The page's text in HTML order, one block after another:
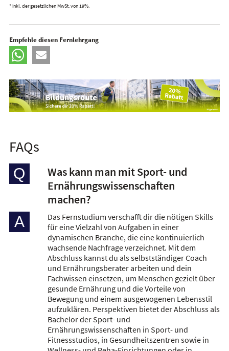
* inkl. der gesetzlichen MwSt. von 19%.
Empfehle diesen Fernlehrgang
FAQs
Q
Was kann man mit Sport- und
Ernährungswissenschaften
machen?
A
Das Fernstudium verschafft dir die nötigen Skills
für eine Vielzahl von Aufgaben in einer
dynamischen Branche, die eine kontinuierlich
wachsende Nachfrage verzeichnet. Mit dem
Abschluss kannst du als selbstständiger Coach
und Ernährungsberater arbeiten und dein
Fachwissen einsetzen, um Menschen gezielt über
gesunde Ernährung und die Vorteile von
Bewegung und einem ausgewogenen Lebensstil
aufzuklären. Perspektiven bietet der Abschluss als
Bachelor der Sport- und
Ernährungswissenschaften in Sport- und
Fitnessstudios, in Gesundheitszentren sowie in